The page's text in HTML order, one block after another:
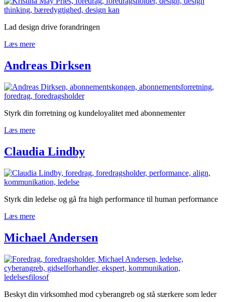
Lad design drive forandringen
Læs mere
Andreas Dirksen
Styrk din forretning og kundeloyalitet med abonnementer
Læs mere
Claudia Lindby
Styrk din ledelse og gå fra high performance til human performance
Læs mere
Michael Andersen
Beskyt din virksomhed mod cyberangreb og stå stærkere som leder